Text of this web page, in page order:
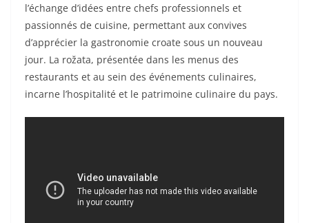
l’échange d’idées entre chefs professionnels et
passionnés de cuisine, permettant aux convives
d’apprécier la gastronomie croate sous un nouveau
jour. La rožata, présentée dans les menus des
restaurants et au sein des événements culinaires,
incarne l’hospitalité et le patrimoine culinaire du pays.